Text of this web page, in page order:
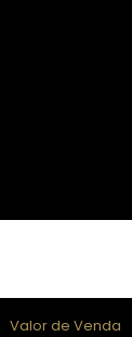
Valor de Venda